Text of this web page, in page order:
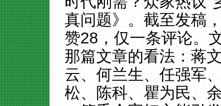
真问题》。截至发稿
赞28，仅一条评论。
那篇文章的看法：蒋
云、何兰生、任强军
松、陈科、瞿为民、